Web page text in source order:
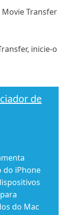
Movie Transfer
inicie-o
de
do iPhone
do Mac